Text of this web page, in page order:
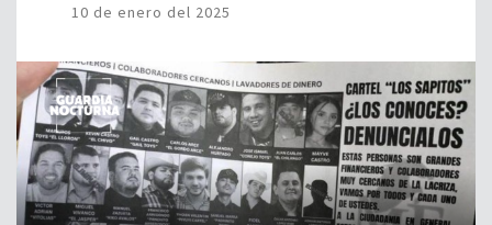
10 de enero del 2025